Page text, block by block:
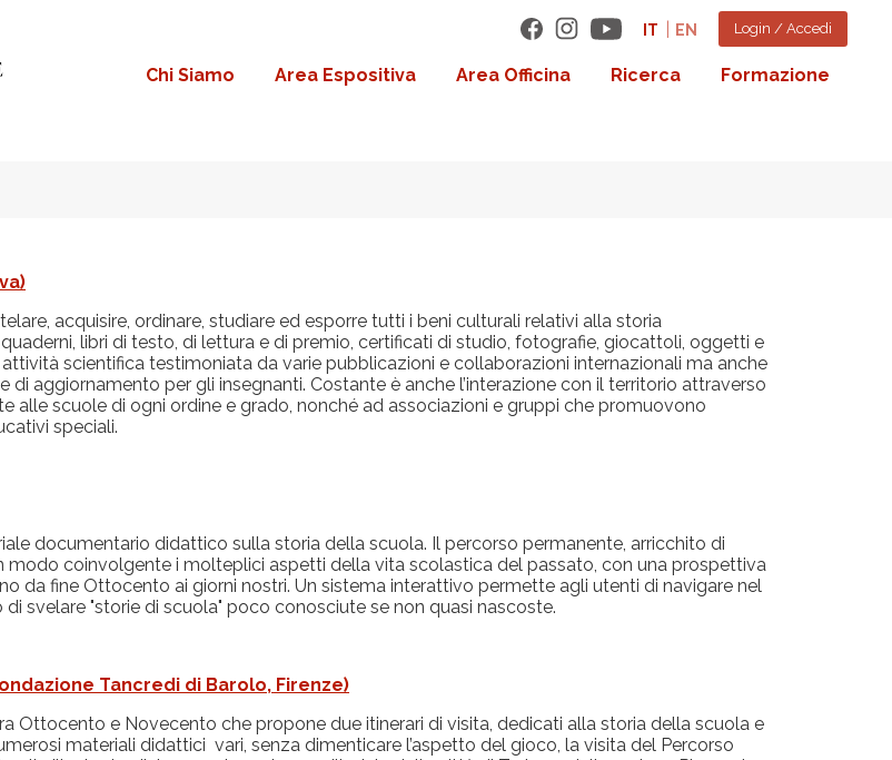
IT EN Login / Accedi
Navigazione
Chi Siamo Area Espositiva Area Officina Ricerca Formazione
acquisire, ordinare, studiare ed esporre tutti i beni culturali relativi alla storia
libri di testo, di lettura e di premio, certificati di studio, fotografie, giocattoli, oggetti e
scientifica testimoniata da varie pubblicazioni e collaborazioni internazionali ma anche
aggiornamento per gli insegnanti. Costante è anche l’interazione con il territorio attraverso
alle scuole di ogni ordine e grado, nonché ad associazioni e gruppi che promuovono
speciali.
documentario didattico sulla storia della scuola. Il percorso permanente, arricchito di
coinvolgente i molteplici aspetti della vita scolastica del passato, con una prospettiva
da fine Ottocento ai giorni nostri. Un sistema interattivo permette agli utenti di navigare nel
svelare "storie di scuola" poco conosciute se non quasi nascoste.
Tancredi di Barolo, Firenze)
Ottocento e Novecento che propone due itinerari di visita, dedicati alla storia della scuola e
materiali didattici vari, senza dimenticare l’aspetto del gioco, la visita del Percorso